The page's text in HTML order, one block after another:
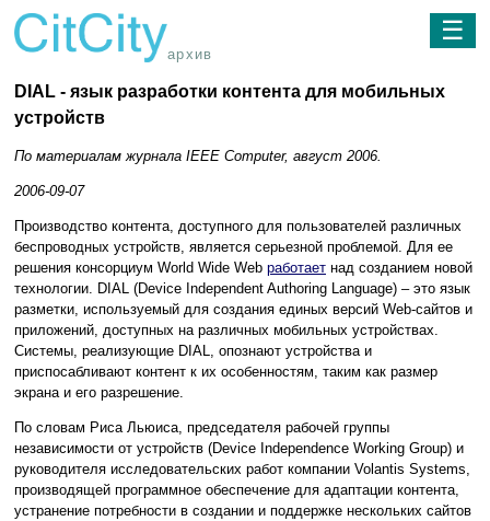
архив
☰
DIAL - язык разработки контента для мобильных
устройств
По материалам журнала IEEE Computer, август 2006.
2006-09-07
Производство контента, доступного для пользователей различных
беспроводных устройств, является серьезной проблемой. Для ее
решения консорциум World Wide Web работает над созданием новой
технологии. DIAL (Device Independent Authoring Language) – это язык
разметки, используемый для создания единых версий Web-сайтов и
приложений, доступных на различных мобильных устройствах.
Системы, реализующие DIAL, опознают устройства и
приспосабливают контент к их особенностям, таким как размер
экрана и его разрешение.
По словам Риса Льюиса, председателя рабочей группы
независимости от устройств (Device Independence Working Group) и
руководителя исследовательских работ компании Volantis Systems,
производящей программное обеспечение для адаптации контента,
устранение потребности в создании и поддержке нескольких сайтов